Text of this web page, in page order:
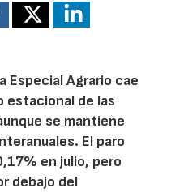
Especial Agrario cae
estacional de las
se mantiene
El paro
en julio, pero
debajo del